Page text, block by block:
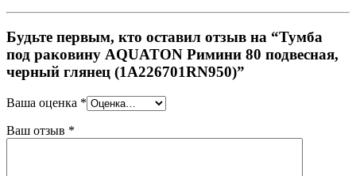
Будьте первым, кто оставил отзыв на “Тумба
под раковину AQUATON Римини 80 подвесная,
черный глянец (1A226701RN950)”
Ваша оценка *
Ваш отзыв *